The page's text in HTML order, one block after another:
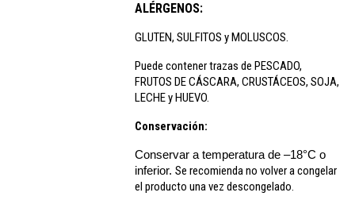
ALÉRGENOS:
GLUTEN, SULFITOS y MOLUSCOS.
Puede contener trazas de PESCADO,
FRUTOS DE CÁSCARA, CRUSTÁCEOS, SOJA,
LECHE y HUEVO.
Conservación:
Conservar a temperatura de –18°C o
inferior. Se recomienda no volver a congelar
el producto una vez descongelado.